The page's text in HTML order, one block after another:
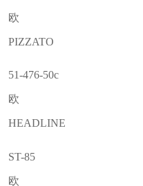
PIZZATO
51-476-50c
HEADLINE
ST-85 现